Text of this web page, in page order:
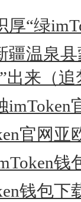
厚“绿
疆温泉
出来（
官网亚
钱
钱包下